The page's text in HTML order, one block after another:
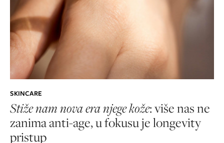
SKINCARE
Stiže nam nova era njege kože: više nas ne
zanima anti-age, u fokusu je longevity
pristup